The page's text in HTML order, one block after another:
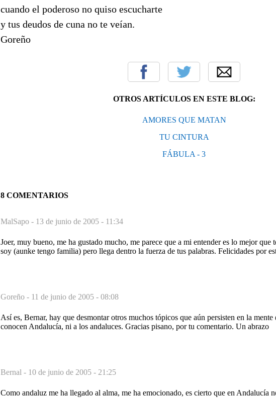
cuando el poderoso no quiso escucharte
y tus deudos de cuna no te veían.
Goreño
OTROS ARTÍCULOS EN ESTE BLOG:
AMORES QUE MATAN
TU CINTURA
FÁBULA - 3
8 COMENTARIOS
MalSapo - 13 de junio de 2005 - 11:34
Joer, muy bueno, me ha gustado mucho, me parece que a mi entender es lo mejor que
soy (aunke tengo familia) pero llega dentro la fuerza de tus palabras. Felicidades por
Goreño - 11 de junio de 2005 - 08:08
Así es, Bernar, hay que desmontar otros muchos tópicos que aún persisten en la mente
conocen Andalucía, ni a los andaluces. Gracias pisano, por tu comentario. Un abrazo
Bernal - 10 de junio de 2005 - 21:25
Como andaluz me ha llegado al alma, me ha emocionado, es cierto que en Andalucía